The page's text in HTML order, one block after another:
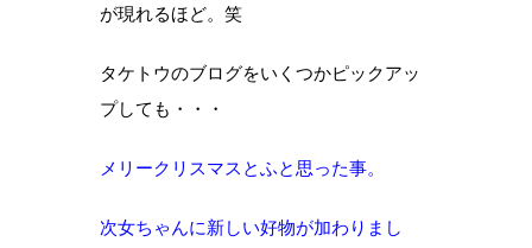
が現れるほど。笑
タケトウのブログをいくつかピックアッ
プしても・・・
メリークリスマスとふと思った事。
次女ちゃんに新しい好物が加わりまし